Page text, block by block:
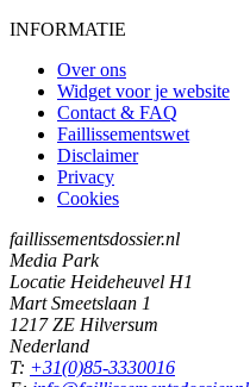
INFORMATIE
Over ons
Widget voor je website
Contact & FAQ
Faillissementswet
Disclaimer
Privacy
Cookies
faillissementsdossier.nl
Media Park
Locatie Heideheuvel H1
Mart Smeetslaan 1
1217 ZE Hilversum
Nederland
T: +31(0)85-3330016